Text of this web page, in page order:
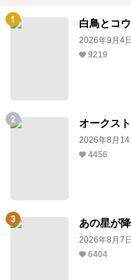
白鳥とコ
2026年9月4
9219
オークス
2026年8月14
4456
あの星が
2026年8月7
6404